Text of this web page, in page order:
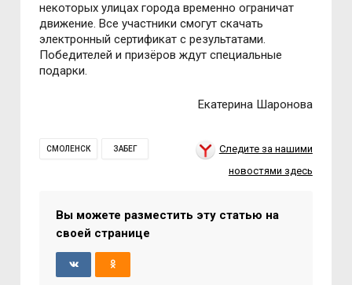
некоторых улицах города временно ограничат
движение. Все участники смогут скачать
электронный сертификат с результатами.
Победителей и призёров ждут специальные
подарки.
Екатерина Шаронова
СМОЛЕНСК ЗАБЕГ
Следите за нашими
новостями здесь
Вы можете разместить эту статью на
своей странице